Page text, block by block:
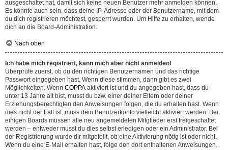
ausgeschaltet hat, damit sich keine neuen Benutzer mehr anmelden können.
Es könnte auch sein, dass deine IP-Adresse oder der Benutzername, mit dem
du dich registrieren möchtest, gesperrt wurden. Um Hilfe zu erhalten, wende
dich an die Board-Administration.
Nach oben
Ich habe mich registriert, kann mich aber nicht anmelden!
Überprüfe zuerst, ob du den richtigen Benutzernamen und das richtige
Passwort eingegeben hast. Wenn diese stimmen, dann gibt es zwei
Möglichkeiten. Wenn COPPA aktiviert ist und du angegeben hast, dass du
unter 13 Jahre alt bist, musst du bzw. einer deiner Eltern oder deiner
Erziehungsberechtigten den Anweisungen folgen, die du erhalten hast. Wenn
dies nicht der Fall ist, muss dein Benutzerkonto vielleicht aktiviert werden. Bei
einigen Boards müssen alle neu angemeldeten Mitglieder erst freigeschaltet
werden – entweder musst du dies selbst erledigen oder ein Administrator. Bei
der Registrierung wurde dir mitgeteilt, ob eine Aktivierung nötig ist oder nicht.
Wenn du eine E-Mail erhalten hast, folge den dort enthaltenen Anweisungen.